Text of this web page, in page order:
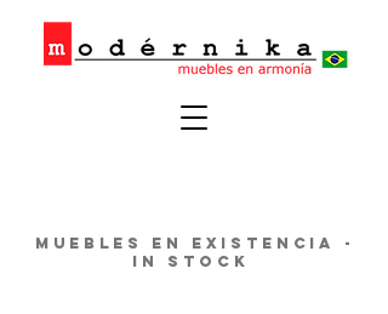
Muebles en existencia -
in stock